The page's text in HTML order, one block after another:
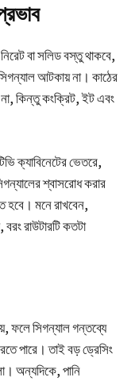
বা সলিড বস্তু থাকবে,
আটকায় না। কাঠের
কিন্তু কংক্রিট, ইট এবং
ক্যাবিনেটের ভেতরে,
শ্বাসরোধ করার
হবে। মনে রাখবেন,
রাউটারটি কতটা
ফলে সিগন্যাল গন্তব্যে
পারে। তাই বড় ড্রেসিং
অন্যদিকে, পানি